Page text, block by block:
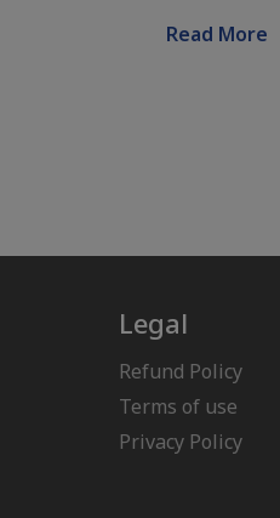
Read More
Legal
Refund Policy
Terms of use
Privacy Policy